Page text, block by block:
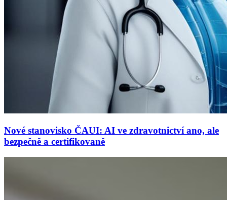
Nové stanovisko ČAUI: AI ve zdravotnictví ano, ale
bezpečně a certifikovaně